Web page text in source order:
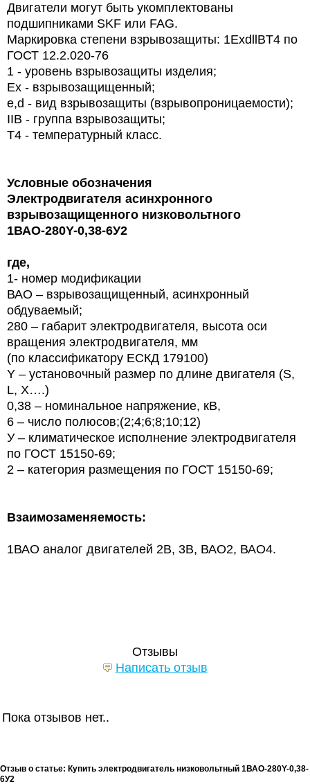
Двигатели могут быть укомплектованы
подшипниками SKF или FAG.
Маркировка степени взрывозащиты: 1ExdllBT4 по
ГОСТ 12.2.020-76
1 - уровень взрывозащиты изделия;
Ex - взрывозащищенный;
e,d - вид взрывозащиты (взрывопроницаемости);
IIB - группа взрывозащиты;
T4 - температурный класс.
Условные обозначения
Электродвигателя асинхронного
взрывозащищенного низковольтного
1ВАО-280Y-0,38-6У2
где,
1- номер модификации
ВАО – взрывозащищенный, асинхронный
обдуваемый;
280 – габарит электродвигателя, высота оси
вращения электродвигателя, мм
(по классификатору ЕСКД 179100)
Y – установочный размер по длине двигателя (S,
L, X….)
0,38 – номинальное напряжение, кВ,
6 – число полюсов;(2;4;6;8;10;12)
У – климатическое исполнение электродвигателя
по ГОСТ 15150-69;
2 – категория размещения по ГОСТ 15150-69;
Взаимозаменяемость:
1ВАО аналог двигателей 2В, 3В, ВАО2, ВАО4.
Отзывы
Написать отзыв
Пока отзывов нет..
Отзыв о статье: Купить электродвигатель низковольтный 1ВАО-280Y-0,38-
6У2